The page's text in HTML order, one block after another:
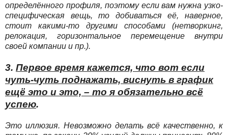
определённого профиля, поэтому если вам нужна узко-
специфическая вещь, то добиваться её, наверное,
стоит какими-то другими способами (нетворкинг,
релокация, горизонтальное перемещение внутри
своей компании и пр.).
3. Первое время кажется, что вот если
чуть-чуть поднажать, виснуть в график
ещё это и это, – то я обязательно всё
успею.
Это иллюзия. Невозможно делать всё качественно, к